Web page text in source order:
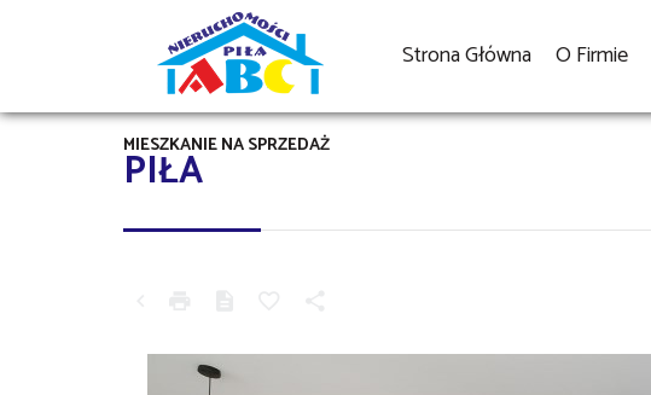
Strona Główna O Firmie
PIŁA
MIESZKANIE NA SPRZEDAŻ